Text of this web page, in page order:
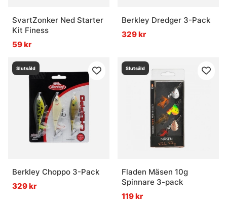
SvartZonker Ned Starter
Kit Finess
59 kr
Berkley Dredger 3-Pack
329 kr
Slutsåld
Berkley Choppo 3-Pack
329 kr
Slutsåld
Fladen Mäsen 10g
Spinnare 3-pack
119 kr